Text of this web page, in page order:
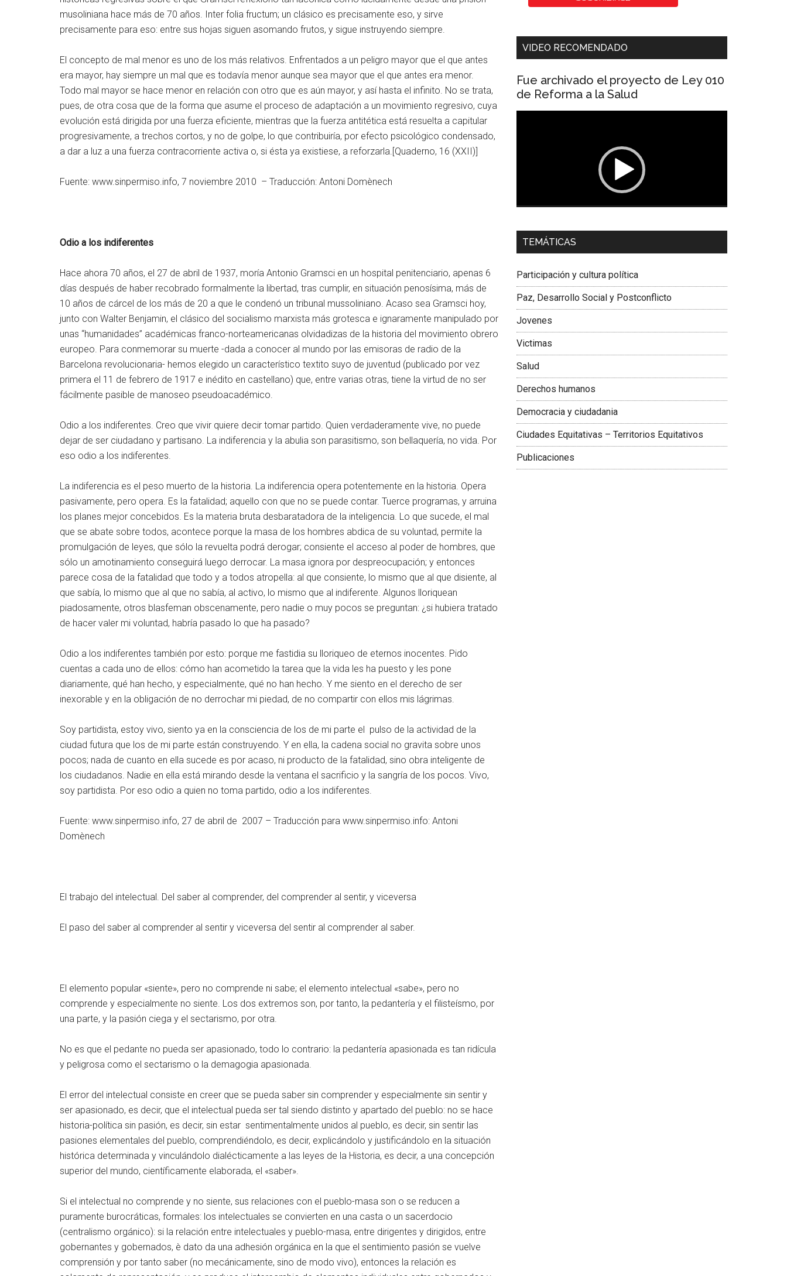
musoliniana hace más de 70 años. Inter folia fructum; un clásico es precisamente eso, y sirve
precisamente para eso: entre sus hojas siguen asomando frutos, y sigue instruyendo siempre.
El concepto de mal menor es uno de los más relativos. Enfrentados a un peligro mayor que el que antes
era mayor, hay siempre un mal que es todavía menor aunque sea mayor que el que antes era menor.
Todo mal mayor se hace menor en relación con otro que es aún mayor, y así hasta el infinito. No se trata,
pues, de otra cosa que de la forma que asume el proceso de adaptación a un movimiento regresivo, cuya
evolución está dirigida por una fuerza eficiente, mientras que la fuerza antitética está resuelta a capitular
progresivamente, a trechos cortos, y no de golpe, lo que contribuiría, por efecto psicológico condensado,
a dar a luz a una fuerza contracorriente activa o, si ésta ya existiese, a reforzarla.[Quaderno, 16 (XXII)]
Fuente: www.sinpermiso.info, 7 noviembre 2010 – Traducción: Antoni Domènech
Odio a los indiferentes
Hace ahora 70 años, el 27 de abril de 1937, moría Antonio Gramsci en un hospital penitenciario, apenas 6
días después de haber recobrado formalmente la libertad, tras cumplir, en situación penosísima, más de
10 años de cárcel de los más de 20 a que le condenó un tribunal mussoliniano. Acaso sea Gramsci hoy,
junto con Walter Benjamin, el clásico del socialismo marxista más grotesca e ignaramente manipulado por
unas “humanidades” académicas franco-norteamericanas olvidadizas de la historia del movimiento obrero
europeo. Para conmemorar su muerte -dada a conocer al mundo por las emisoras de radio de la
Barcelona revolucionaria- hemos elegido un característico textito suyo de juventud (publicado por vez
primera el 11 de febrero de 1917 e inédito en castellano) que, entre varias otras, tiene la virtud de no ser
fácilmente pasible de manoseo pseudoacadémico.
Odio a los indiferentes. Creo que vivir quiere decir tomar partido. Quien verdaderamente vive, no puede
dejar de ser ciudadano y partisano. La indiferencia y la abulia son parasitismo, son bellaquería, no vida. Por
eso odio a los indiferentes.
La indiferencia es el peso muerto de la historia. La indiferencia opera potentemente en la historia. Opera
pasivamente, pero opera. Es la fatalidad; aquello con que no se puede contar. Tuerce programas, y arruina
los planes mejor concebidos. Es la materia bruta desbaratadora de la inteligencia. Lo que sucede, el mal
que se abate sobre todos, acontece porque la masa de los hombres abdica de su voluntad, permite la
promulgación de leyes, que sólo la revuelta podrá derogar; consiente el acceso al poder de hombres, que
sólo un amotinamiento conseguirá luego derrocar. La masa ignora por despreocupación; y entonces
parece cosa de la fatalidad que todo y a todos atropella: al que consiente, lo mismo que al que disiente, al
que sabía, lo mismo que al que no sabía, al activo, lo mismo que al indiferente. Algunos lloriquean
piadosamente, otros blasfeman obscenamente, pero nadie o muy pocos se preguntan: ¿si hubiera tratado
de hacer valer mi voluntad, habría pasado lo que ha pasado?
Odio a los indiferentes también por esto: porque me fastidia su lloriqueo de eternos inocentes. Pido
cuentas a cada uno de ellos: cómo han acometido la tarea que la vida les ha puesto y les pone
diariamente, qué han hecho, y especialmente, qué no han hecho. Y me siento en el derecho de ser
inexorable y en la obligación de no derrochar mi piedad, de no compartir con ellos mis lágrimas.
Soy partidista, estoy vivo, siento ya en la consciencia de los de mi parte el pulso de la actividad de la
ciudad futura que los de mi parte están construyendo. Y en ella, la cadena social no gravita sobre unos
pocos; nada de cuanto en ella sucede es por acaso, ni producto de la fatalidad, sino obra inteligente de
los ciudadanos. Nadie en ella está mirando desde la ventana el sacrificio y la sangría de los pocos. Vivo,
soy partidista. Por eso odio a quien no toma partido, odio a los indiferentes.
Fuente: www.sinpermiso.info, 27 de abril de 2007 – Traducción para www.sinpermiso.info: Antoni
Domènech
El trabajo del intelectual. Del saber al comprender, del comprender al sentir, y viceversa
El paso del saber al comprender al sentir y viceversa del sentir al comprender al saber.
El elemento popular «siente», pero no comprende ni sabe; el elemento intelectual «sabe», pero no
comprende y especialmente no siente. Los dos extremos son, por tanto, la pedantería y el filisteísmo, por
una parte, y la pasión ciega y el sectarismo, por otra.
No es que el pedante no pueda ser apasionado, todo lo contrario: la pedantería apasionada es tan ridícula
y peligrosa como el sectarismo o la demagogia apasionada.
El error del intelectual consiste en creer que se pueda saber sin comprender y especialmente sin sentir y
ser apasionado, es decir, que el intelectual pueda ser tal siendo distinto y apartado del pueblo: no se hace
historia-política sin pasión, es decir, sin estar sentimentalmente unidos al pueblo, es decir, sin sentir las
pasiones elementales del pueblo, comprendiéndolo, es decir, explicándolo y justificándolo en la situación
histórica determinada y vinculándolo dialécticamente a las leyes de la Historia, es decir, a una concepción
superior del mundo, científicamente elaborada, el «saber».
Si el intelectual no comprende y no siente, sus relaciones con el pueblo-masa son o se reducen a
puramente burocráticas, formales: los intelectuales se convierten en una casta o un sacerdocio
(centralismo orgánico): si la relación entre intelectuales y pueblo-masa, entre dirigentes y dirigidos, entre
gobernantes y gobernados, è dato da una adhesión orgánica en la que el sentimiento pasión se vuelve
comprensión y por tanto saber (no mecánicamente, sino de modo vivo), entonces la relación es
VIDEO RECOMENDADO
Fue archivado el proyecto de Ley 010
de Reforma a la Salud
Dra. Carolina Corcho Mejía,
Latinoamericana Sur, Vicepresidenta Federación
TEMÁTICAS
Participación y cultura política
Paz, Desarrollo Social y Postconflicto
Jovenes
Victimas
Salud
Derechos humanos
Democracia y ciudadania
Ciudades Equitativas – Territorios Equitativos
Publicaciones